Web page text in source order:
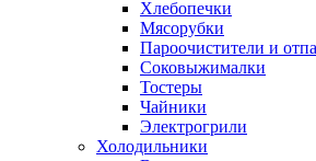
Хлебопечки
Мясорубки
Пароочистители и
Соковыжималки
Тостеры
Чайники
Электрогрили
Холодильники